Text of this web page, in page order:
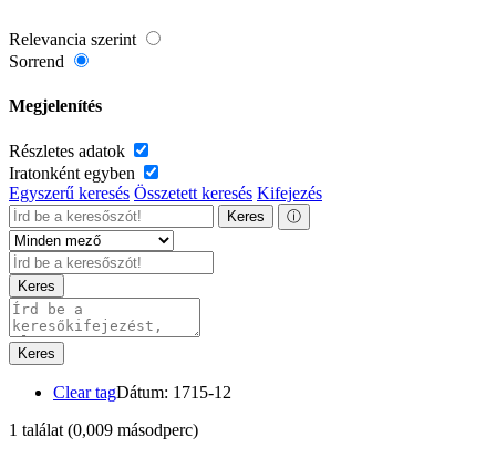
Relevancia szerint
Sorrend
Megjelenítés
Részletes adatok
Iratonként egyben
Egyszerű keresés Összetett keresés Kifejezés
Keres ⓘ
Keres
Keres
Clear tagDátum: 1715-12
1 találat (0,009 másodperc)